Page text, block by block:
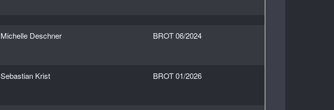
Michelle Deschner BROT 06/2024
Sebastian Krist BROT 01/2026